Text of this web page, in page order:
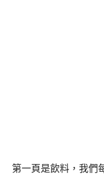
第一頁是飲料，我們